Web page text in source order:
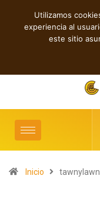
música
Inicio
Utilizamos
experiencia al
este sitio